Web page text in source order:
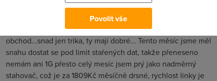
zavedením FUP se jejich chování hodně změnilo... ve chvíli
kdy se objevili první problémy jsem zjistil co je to za spolek...
Opravdu doporučuju s Nextrou neuzavírat jakýkoliv
obchod...snad jen trika, ty mají dobré... Tento měsíc jsme měl
snahu dostat se pod limit stařených dat, takže přeneseno
nemám ani 1G přesto celý mesíc jsem prý jako nadměrný
stahovač, což je za 1809Kč měsíčně drsné, rychlost linky je
Povolit vše